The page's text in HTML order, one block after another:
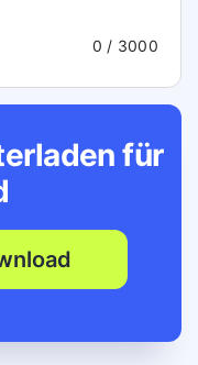
0 / 3000
für